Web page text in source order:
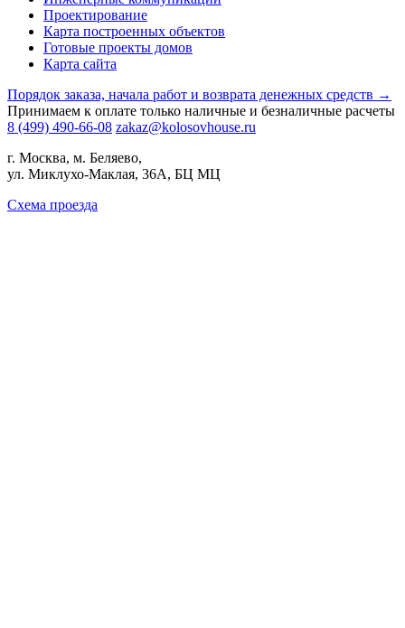
Проектирование
Карта построенных объектов
Готовые проекты домов
Карта сайта
Порядок заказа, начала работ и возврата денежных средств →
Принимаем к оплате только наличные и безналичные расчеты
8 (499) 490-66-08 zakaz@kolosovhouse.ru
г. Москва, м. Беляево,
ул. Миклухо-Маклая, 36А, БЦ МЦ
Схема проезда